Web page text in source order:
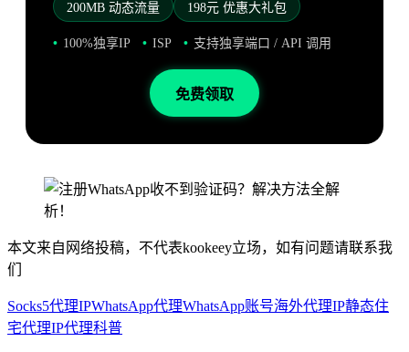
200MB 动态流量 198元 优惠大礼包
100%独享IP ISP 支持独享端口 / API 调用
免费领取
本文来自网络投稿，不代表kookeey立场，如有问题请联系我
们
Socks5代理IPWhatsApp代理WhatsApp账号海外代理IP静态住
宅代理IP代理科普